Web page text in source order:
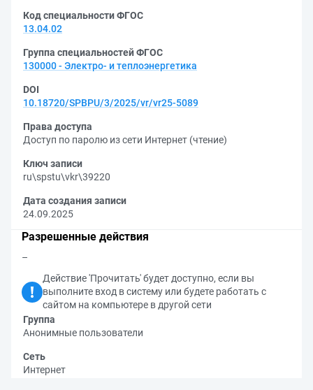
Код специальности ФГОС
13.04.02
Группа специальностей ФГОС
130000 - Электро- и теплоэнергетика
DOI
10.18720/SPBPU/3/2025/vr/vr25-5089
Права доступа
Доступ по паролю из сети Интернет (чтение)
Ключ записи
ru\spstu\vkr\39220
Дата создания записи
24.09.2025
Разрешенные действия
–
Действие 'Прочитать' будет доступно, если вы
выполните вход в систему или будете работать с
сайтом на компьютере в другой сети
Группа
Анонимные пользователи
Сеть
Интернет